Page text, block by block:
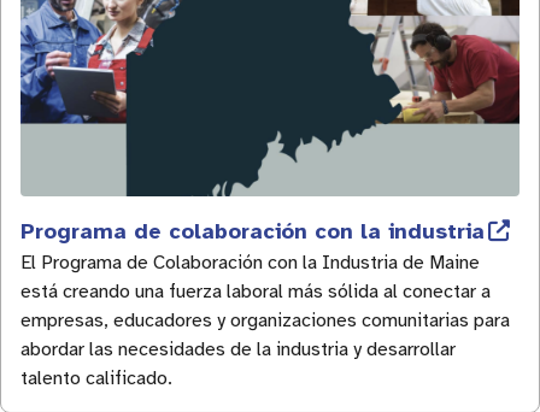
Programa de colaboración con la industria
El Programa de Colaboración con la Industria de Maine
está creando una fuerza laboral más sólida al conectar a
empresas, educadores y organizaciones comunitarias para
abordar las necesidades de la industria y desarrollar
talento calificado.